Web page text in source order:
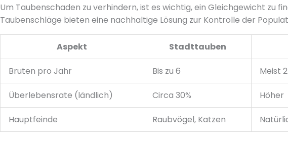
Um Taubenschaden zu verhindern, ist es wichtig, ein Gleichgewicht zu
Taubenschläge bieten eine nachhaltige Lösung zur Kontrolle der
Aspekt Stadttauben
Bruten pro Jahr Bis zu 6 Meist 2
Überlebensrate (ländlich) Circa 30% Höher
Hauptfeinde Raubvögel, Katzen